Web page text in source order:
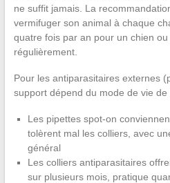
ne suffit jamais. La
vermifuger son animal à chaque
quatre fois par an pour un chien
régulièrement.
Pour les antiparasitaires externes
support dépend du mode de vie de
Les pipettes spot-on
tolèrent mal les colliers, avec
général
Les colliers antiparasitaires
sur plusieurs mois, pratique